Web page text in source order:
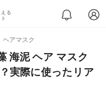
る
ヘアマスク
海泥 ヘア マスク
実際に使ったリア